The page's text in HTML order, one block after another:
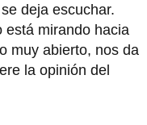
deja escuchar.
está mirando hacia
muy abierto, nos da
la opinión del